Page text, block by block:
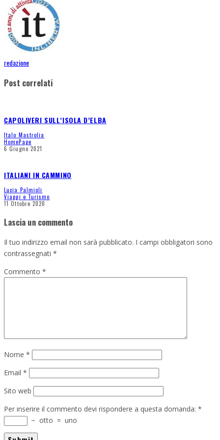
redazione
Post correlati
CAPOLIVERI SULL’ISOLA D’ELBA
Italo Mastrolia
HomePage
6 Giugno 2021
ITALIANI IN CAMMINO
Lucia Palmioli
Viaggi e Turismo
11 Ottobre 2020
Lascia un commento
Il tuo indirizzo email non sarà pubblicato. I campi obbligatori sono
contrassegnati *
Commento *
Nome *
Email *
Sito web
Per inserire il commento devi rispondere a questa domanda: *
− otto = uno